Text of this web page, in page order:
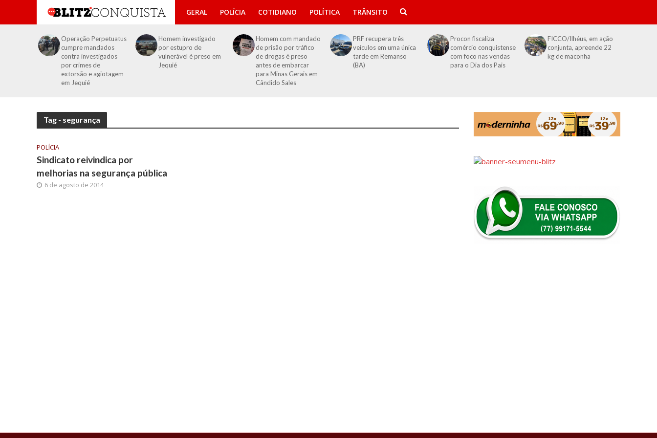
GERAL POLÍCIA COTIDIANO POLÍTICA TRÂNSITO
Operação Perpetuatus
cumpre mandados
contra investigados
por crimes de
extorsão e agiotagem
em Jequié
Homem investigado
por estupro de
vulnerável é preso em
Jequié
Homem com mandado
de prisão por tráfico
de drogas é preso
antes de embarcar
para Minas Gerais em
Cândido Sales
PRF recupera três
veículos em uma única
tarde em Remanso
(BA)
Procon fiscaliza
comércio conquistense
com foco nas vendas
para o Dia dos Pais
FICCO/Ilhéus, em ação
conjunta, apreende 22
kg de maconha
Tag - segurança
POLÍCIA
Sindicato reivindica por
melhorias na segurança pública
6 de agosto de 2014